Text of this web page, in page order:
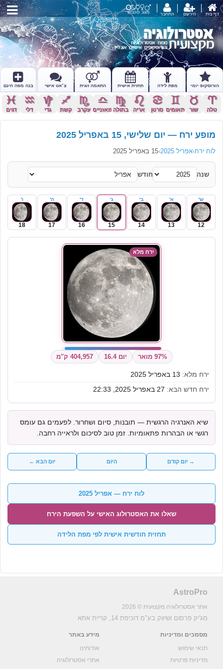
דף בית הירשם התחבר מצב כוכבים
הורוסקופ יומי מפת לידה תחזית אישית התאמה זוגית צ׳אט אישי בנה מפה חינם
a
טלה
s
שור
d
תאומים
f
סרטן
g
אריה
h
בתולה
j
מאזניים
k
עקרב
l
קשת
z
גדי
x
דלי
c
דגים
מופע ירח — יום שלישי, 15 באפריל 2025
לוח ירח›אפריל 2025 ›15 באפריל 2025
שנה חודש
ש'
12
א'
13
ב'
14
ג'
15
ד'
16
ה'
17
ו'
18
ירח מלא
97% מואר יום 16.4 404,957 ק"מ
ירח מלא:
ירח חדש הבא:
שיא האנרגיה הרגשית — תובנות, סיום ושחרור. לפעמים גם עומס
רגשי או הבהרות פתאומיות. זמן טוב לסיכום ולראייה רחבה.
→ יום קודם היום יום הבא ←
לוח ירח — אפריל 2025
שאלו את האסטרולוג האישי על השפעת הירח
תחזית חודשית אישית לפי מפת הלידה
AstroPro
אתר אסטרולוגיה מקצועית © 2026
מג'יק פרסום ושיווק בע"מ דוכיפת 14, קריית אתא
מסמכים ומדיניות
תנאי שימוש
מדיניות פרטיות
מידע באתר
אודותינו
אתרי אסטרולוגיה